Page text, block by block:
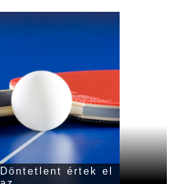
Döntetlent értek el